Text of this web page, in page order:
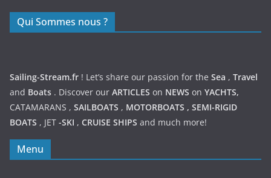
Qui Sommes nous ?
Sailing-Stream.fr ! Let’s share our passion for the Sea , Travel
and Boats . Discover our ARTICLES on NEWS on YACHTS,
CATAMARANS , SAILBOATS , MOTORBOATS , SEMI-RIGID
BOATS , JET -SKI , CRUISE SHIPS and much more!
Menu